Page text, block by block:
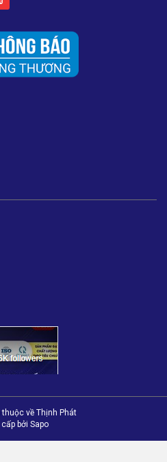
về Thịnh Phát
bởi Sapo